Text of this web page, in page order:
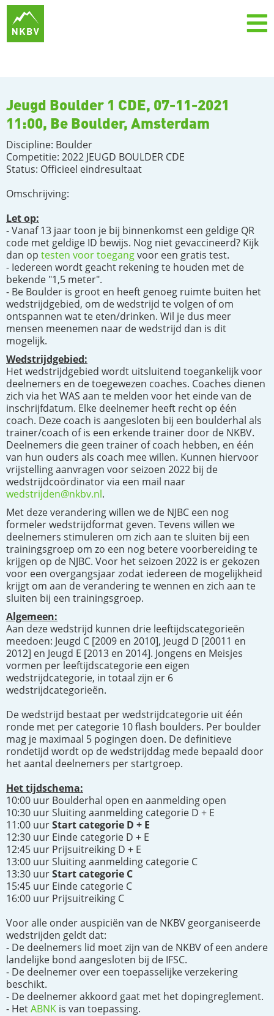
Jeugd Boulder 1 CDE, 07-11-2021
11:00, Be Boulder, Amsterdam
Discipline: Boulder
Competitie: 2022 JEUGD BOULDER CDE
Status: Officieel eindresultaat
Omschrijving:
Let op:
- Vanaf 13 jaar toon je bij binnenkomst een geldige QR
code met geldige ID bewijs. Nog niet gevaccineerd? Kijk
dan op testen voor toegangvoor een gratis test.
- Iedereen wordt geacht rekening te houden met de
bekende "1,5 meter".
- Be Boulder is groot en heeft genoeg ruimte buiten het
wedstrijdgebied, om de wedstrijd te volgen of om
ontspannen wat te eten/drinken. Wil je dus meer
mensen meenemen naar de wedstrijd dan is dit
mogelijk.
Wedstrijdgebied:
Het wedstrijdgebied wordt uitsluitend toegankelijk voor
deelnemers en de toegewezen coaches. Coaches dienen
zich via het WAS aan te melden voor het einde van de
inschrijfdatum. Elke deelnemer heeft recht op één
coach. Deze coach is aangesloten bij een boulderhal als
trainer/coach of is een erkende trainer door de NKBV.
Deelnemers die geen trainer of coach hebben, en één
van hun ouders als coach mee willen. Kunnen hiervoor
vrijstelling aanvragen voor seizoen 2022 bij de
wedstrijdcoördinator via een mail naar
wedstrijden@nkbv.nl.
Met deze verandering willen we de NJBC een nog
formeler wedstrijdformat geven. Tevens willen we
deelnemers stimuleren om zich aan te sluiten bij een
trainingsgroep om zo een nog betere voorbereiding te
krijgen op de NJBC. Voor het seizoen 2022 is er gekozen
voor een overgangsjaar zodat iedereen de mogelijkheid
krijgt om aan de verandering te wennen en zich aan te
sluiten bij een trainingsgroep.
Algemeen:
Aan deze wedstrijd kunnen drie leeftijdscategorieën
meedoen: Jeugd C [2009 en 2010], Jeugd D [20011 en
2012] en Jeugd E [2013 en 2014]. Jongens en Meisjes
vormen per leeftijdscategorie een eigen
wedstrijdcategorie, in totaal zijn er 6
wedstrijdcategorieën.
De wedstrijd bestaat per wedstrijdcategorie uit één
ronde met per categorie 10 flash boulders. Per boulder
mag je maximaal 5 pogingen doen. De definitieve
rondetijd wordt op de wedstrijddag mede bepaald door
het aantal deelnemers per startgroep.
Het tijdschema:
10:00 uur Boulderhal open en aanmelding open
10:30 uur Sluiting aanmelding categorie D + E
11:00 uurStart categorie D + E
12:30 uur Einde categorie D + E
12:45 uur Prijsuitreiking D + E
13:00 uur Sluiting aanmelding categorie C
13:30 uurStart categorie C
15:45 uur Einde categorie C
16:00 uur Prijsuitreiking C
Voor alle onder auspiciën van de NKBV georganiseerde
wedstrijden geldt dat:
- De deelnemers lid moet zijn van de NKBV of een andere
landelijke bond aangesloten bij de IFSC.
- De deelnemer over een toepasselijke verzekering
beschikt.
- De deelnemer akkoord gaat met het dopingreglement.
- HetABNK is van toepassing.